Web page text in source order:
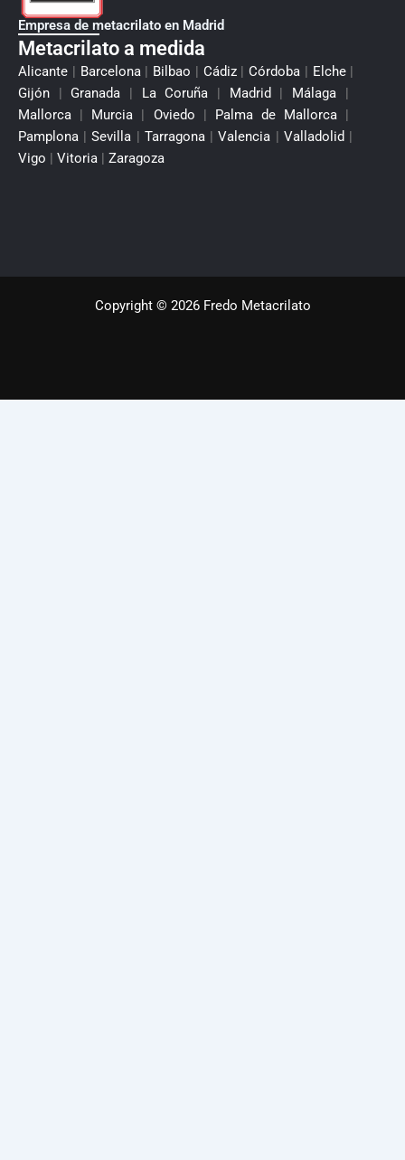
Empresa de metacrilato en Madrid
Metacrilato a medida
Alicante | Barcelona | Bilbao | Cádiz | Córdoba | Elche |
Gijón | Granada | La Coruña | Madrid | Málaga |
Mallorca | Murcia | Oviedo | Palma de Mallorca |
Pamplona | Sevilla | Tarragona | Valencia | Valladolid |
Vigo | Vitoria | Zaragoza
Copyright © 2026 Fredo Metacrilato